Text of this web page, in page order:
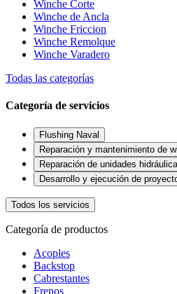
Winche Corte
Winche de Ancla
Winche Friccion
Winche Remolque
Winche Varadero
Todas las categorías
Categoría de servicios
Flushing Naval
Reparación y mantenimiento de
Reparación de unidades
Todos los servicios
Categoría de productos
Acoples
Backstop
Cabrestantes
Frenos